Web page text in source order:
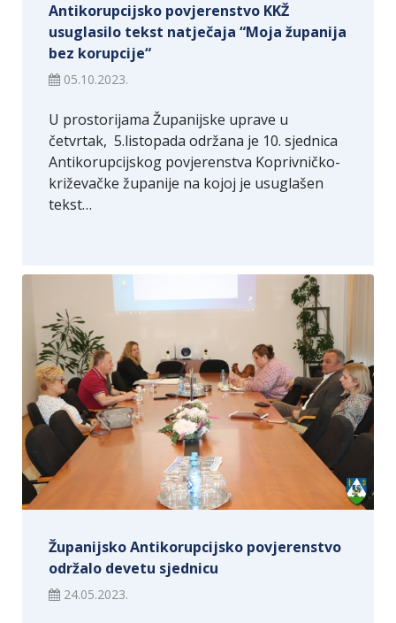
Antikorupcijsko povjerenstvo KKŽ
usuglasilo tekst natječaja “Moja županija
bez korupcije“
05.10.2023.
U prostorijama Županijske uprave u
četvrtak, 5.listopada održana je 10. sjednica
Antikorupcijskog povjerenstva Koprivničko-
križevačke županije na kojoj je usuglašen
tekst…
Županijsko Antikorupcijsko povjerenstvo
održalo devetu sjednicu
24.05.2023.